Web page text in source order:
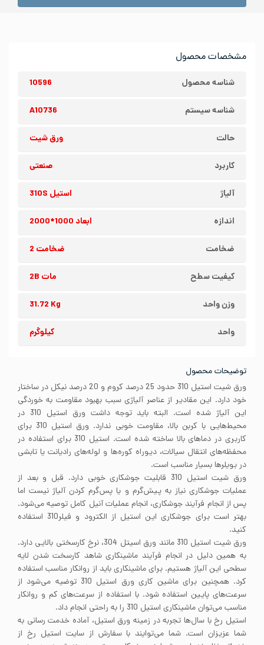
مشخصات محصول
شناسه محصول 10596
شناسه سیستم A10736
حالت ورق شیت
کاربرد صنعتی
آلیاژ استیل 310S
اندازه ابعاد 1000*2000
ضخامت ضخامت 2
کیفیت سطح مات 2B
وزن واحد 31.72 Kg
واحد کیلوگرم
توضیحات محصول
ورق شیت استیل 310 حدود 25 درصد کروم و 20 درصد نیکل در ساختار
خود دارد. این مقادیر از عناصر آلیاژی سبب بهبود مقاومت به خوردگی
این آلیاژ شده است. البته باید توجه داشت ورق استیل 310 در
محیط‌هایی با کربن بالا، مقاومت خوبی ندارد. ورق استیل 310 برای
کاربری در دماهای بالا ساخته شده است. استیل 310 برای استفاده در
محفظه‌های انتقال سیالات، دیوراه کوره‌ها و لوله‌های رادیانت یا تابشی
در بویلرها بسیار مناسب است.
ورق شیت استیل 310 قابلیت جوشکاری خوبی دارد. قبل و بعد از
عملیات جوشکاری نیاز به پیش‌گرم و یا پس‌گرم کردن آلیاژ نیست اما
پس از انجام فرآیند جوشکاری، انجام عملیات آنیل کامل توصیه می‌شود.
بهتر است برای جوشکاری این استیل از الکترود و فیلر310 استفاده
کنید.
ورق شیت استیل 310 مانند ورق اسیتل 304، نرخ کارسختی بالایی دارد.
به همین دلیل در انجام فرآیند ماشینکاری شاهد کارسخت شدن لایه
سطحی این آلیاژ هستیم. برای ماشینکاری باید از روانکار مناسب استفاده
کرد. همچنین برای ماشین کاری ورق استیل 310 توضیه می‌شود از
سرعت‌های پایین استفاده شود. با استفاده از سرعت‌های کم و روانکار
مناسب می‌توان ماشینکاری استیل 310 را به راحتی انجام داد.
استیل رخ با سال‌ها تجربه در زمینه ورق استیل، آماده خدمت رسانی به
شما عزیزان است. شما می‌توایند با سفارش از سایت استیل رخ از